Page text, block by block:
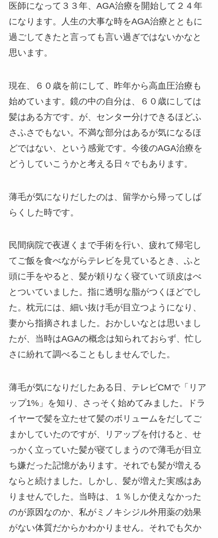
医師になって３３年、AGA治療を開始して２４年
になります。人生の大事な時をAGA治療とともに
過ごしてきたと言っても言い過ぎではないかなと
思います。
現在、６０歳を前にして、昨年から高血圧治療も
始めています。鏡の中の自分は、６０歳にしては
髪はある方です。が、センター分けできるほどふ
さふさでもない。不満な部分はあるが気になるほ
どではない、という感覚です。今後のAGA治療を
どうしていこうかと考える日々でもあります。
薄毛が気になりだしたのは、留学から帰ってしば
らくした時です。
民間病院で夜遅くまで手術を行い、疲れて帰宅し
てご飯を食べながらテレビを見ているとき、ふと
頭に手をやると、髪が頼りなく寝ていて頭皮はべ
とついていました。指に透明な脂がつくほどでし
た。枕元には、細い抜け毛が目立つようになり、
妻から指摘されました。おかしいなとは思いまし
たが、当時はAGAの概念は知られておらず、忙し
さに紛れて調べることもしませんでした。
薄毛が気になりだしたある日、テレビCMで「リア
ップ1%」を知り、さっそく始めてみました。ドラ
イヤーで髪を立たせて髪のボリュームをだしてご
まかしていたのですが、リアップを付けると、せ
っかく立っていた髪が寝てしまうので薄毛が目立
ち嫌だった記憶があります。それでも髪が増える
ならと続けました。しかし、髪が増えた実感はあ
りませんでした。当時は、１％しか使えなかった
のが原因なのか、私がミノキシジル外用薬の効果
がない体質だからかわかりません。それでも欠か